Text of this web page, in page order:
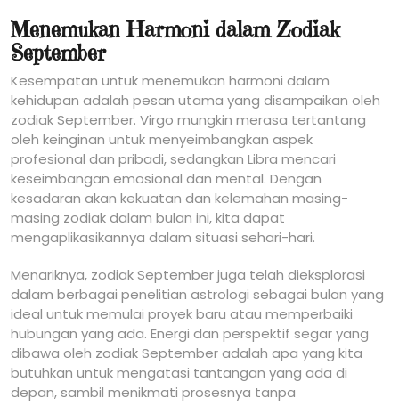
Menemukan Harmoni dalam Zodiak
September
Kesempatan untuk menemukan harmoni dalam
kehidupan adalah pesan utama yang disampaikan oleh
zodiak September. Virgo mungkin merasa tertantang
oleh keinginan untuk menyeimbangkan aspek
profesional dan pribadi, sedangkan Libra mencari
keseimbangan emosional dan mental. Dengan
kesadaran akan kekuatan dan kelemahan masing-
masing zodiak dalam bulan ini, kita dapat
mengaplikasikannya dalam situasi sehari-hari.
Menariknya, zodiak September juga telah dieksplorasi
dalam berbagai penelitian astrologi sebagai bulan yang
ideal untuk memulai proyek baru atau memperbaiki
hubungan yang ada. Energi dan perspektif segar yang
dibawa oleh zodiak September adalah apa yang kita
butuhkan untuk mengatasi tantangan yang ada di
depan, sambil menikmati prosesnya tanpa